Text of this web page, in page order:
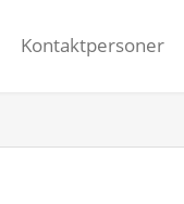
Kontaktpersoner